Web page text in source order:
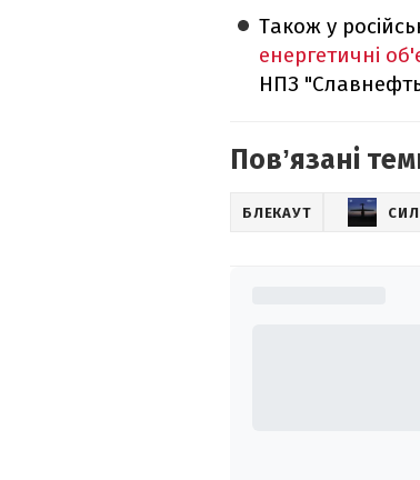
Також у
енергетичні
НПЗ
Повʼязані
БЛЕКАУТ